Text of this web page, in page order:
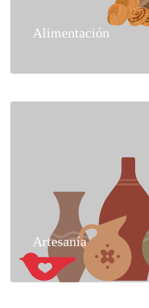
Alimentación
Artesanía